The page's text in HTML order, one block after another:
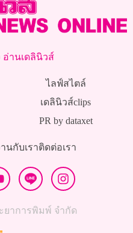
อ่านเดลินิวส์
ไลฟ์สไตล์
เดลินิวส์clips
PR by dataxet
นกับเราติดต่อเรา
ยาการพิมพ์ จำกัด